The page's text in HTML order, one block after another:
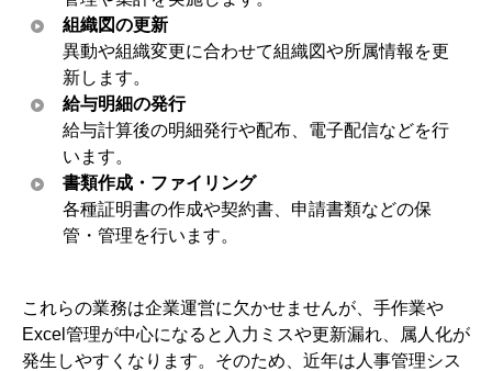
組織図の更新
異動や組織変更に合わせて組織図や所属情報を更
新します。
給与明細の発行
給与計算後の明細発行や配布、電子配信などを行
います。
書類作成・ファイリング
各種証明書の作成や契約書、申請書類などの保
管・管理を行います。
これらの業務は企業運営に欠かせませんが、手作業や
Excel管理が中心になると入力ミスや更新漏れ、属人化が
発生しやすくなります。そのため、近年は人事管理シス